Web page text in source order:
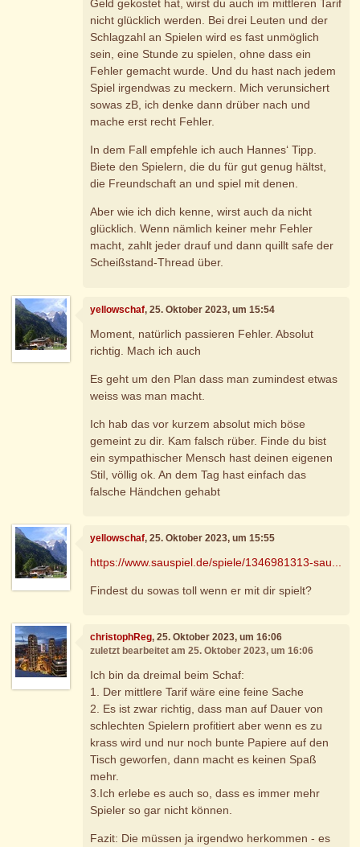
Geld gekostet hat, wirst du auch im mittleren Tarif
nicht glücklich werden. Bei drei Leuten und der
Schlagzahl an Spielen wird es fast unmöglich
sein, eine Stunde zu spielen, ohne dass ein
Fehler gemacht wurde. Und du hast nach jedem
Spiel irgendwas zu meckern. Mich verunsichert
sowas zB, ich denke dann drüber nach und
mache erst recht Fehler.
In dem Fall empfehle ich auch Hannes‘ Tipp.
Biete den Spielern, die du für gut genug hältst,
die Freundschaft an und spiel mit denen.
Aber wie ich dich kenne, wirst auch da nicht
glücklich. Wenn nämlich keiner mehr Fehler
macht, zahlt jeder drauf und dann quillt safe der
Scheißstand-Thread über.
yellowschaf, 25. Oktober 2023, um 15:54
Moment, natürlich passieren Fehler. Absolut
richtig. Mach ich auch
Es geht um den Plan dass man zumindest etwas
weiss was man macht.
Ich hab das vor kurzem absolut mich böse
gemeint zu dir. Kam falsch rüber. Finde du bist
ein sympathischer Mensch hast deinen eigenen
Stil, völlig ok. An dem Tag hast einfach das
falsche Händchen gehabt
yellowschaf, 25. Oktober 2023, um 15:55
https://www.sauspiel.de/spiele/1346981313-sau...
Findest du sowas toll wenn er mit dir spielt?
christophReg, 25. Oktober 2023, um 16:06
zuletzt bearbeitet am 25. Oktober 2023, um 16:06
Ich bin da dreimal beim Schaf:
1. Der mittlere Tarif wäre eine feine Sache
2. Es ist zwar richtig, dass man auf Dauer von
schlechten Spielern profitiert aber wenn es zu
krass wird und nur noch bunte Papiere auf den
Tisch geworfen, dann macht es keinen Spaß
mehr.
3.Ich erlebe es auch so, dass es immer mehr
Spieler so gar nicht können.
Fazit: Die müssen ja irgendwo herkommen - es